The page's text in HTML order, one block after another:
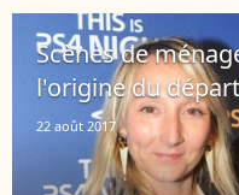
Scènes de
l'origine du
22 août 2017